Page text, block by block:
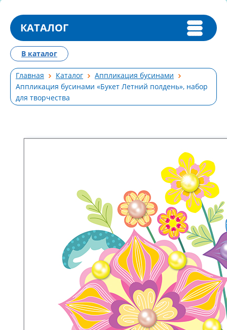
КАТАЛОГ
Главная Каталог
Аппликация бусинами
Аппликация бусинами «Букет Летний полдень», набор
для творчества
В каталог